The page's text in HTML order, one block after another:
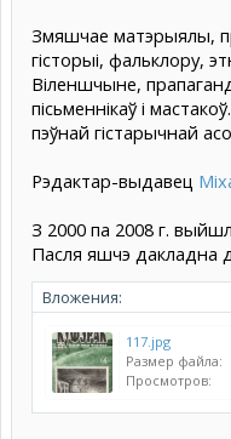
Змяшчае матэрыялы,
гісторыі, фальклору,
Віленшчыне,
пісьменнікаў і
пэўнай гістарычнай
Рэдактар-выдавец
З 2000 па 2008 г.
Пасля яшчэ дакладна
Вложения:
117.jpg
Размер файла:
Просмотров: